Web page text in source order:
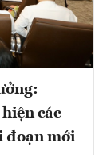
các
đoạn mới